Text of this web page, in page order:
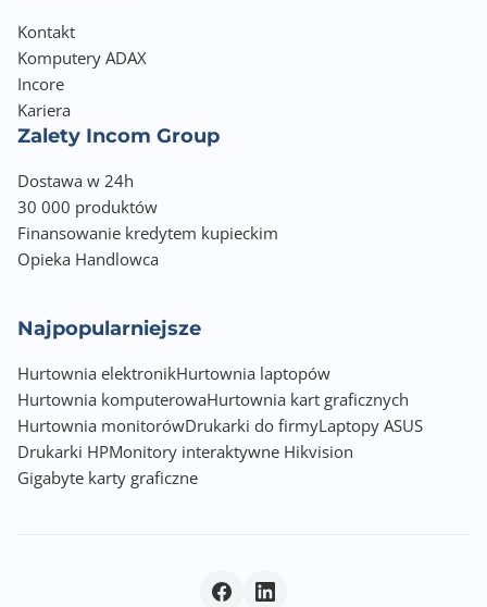
Kontakt
Komputery ADAX
Incore
Kariera
Zalety Incom Group
Dostawa w 24h
30 000 produktów
Finansowanie kredytem kupieckim
Opieka Handlowca
Najpopularniejsze
Hurtownia elektronikHurtownia laptopów
Hurtownia komputerowaHurtownia kart graficznych
Hurtownia monitorówDrukarki do firmyLaptopy ASUS
Drukarki HPMonitory interaktywne Hikvision
Gigabyte karty graficzne